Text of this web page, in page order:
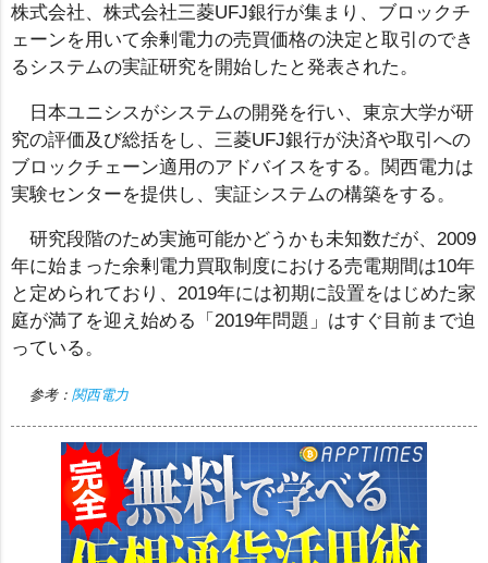
株式会社、株式会社三菱UFJ銀行が集まり、ブロックチ
ェーンを用いて余剰電力の売買価格の決定と取引のでき
るシステムの実証研究を開始したと発表された。
日本ユニシスがシステムの開発を行い、東京大学が研
究の評価及び総括をし、三菱UFJ銀行が決済や取引への
ブロックチェーン適用のアドバイスをする。関西電力は
実験センターを提供し、実証システムの構築をする。
研究段階のため実施可能かどうかも未知数だが、2009
年に始まった余剰電力買取制度における売電期間は10年
と定められており、2019年には初期に設置をはじめた家
庭が満了を迎え始める「2019年問題」はすぐ目前まで迫
っている。
参考： 関西電力